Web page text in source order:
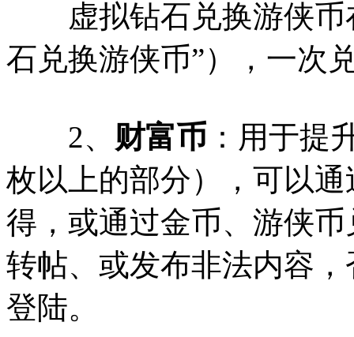
虚拟钻石兑换游侠币
石兑换游侠币”），一次
2、 财富币 ：用于提
枚以上的部分），可以
得，或通过金币、游侠
转帖、或发布非法内容
登陆。